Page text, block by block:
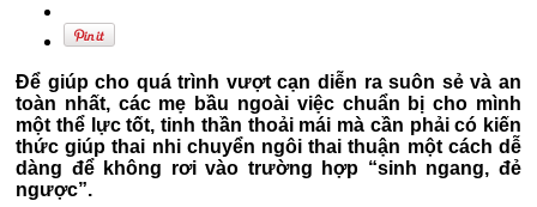
Để giúp cho quá trình vượt cạn diễn ra suôn sẻ và an
toàn nhất, các mẹ bầu ngoài việc chuẩn bị cho mình
một thể lực tốt, tinh thần thoải mái mà cần phải có kiến
thức giúp thai nhi chuyển ngôi thai thuận một cách dễ
dàng để không rơi vào trường hợp “sinh ngang, đẻ
ngược”.